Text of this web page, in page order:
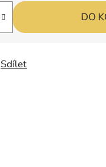
DO
Sdílet